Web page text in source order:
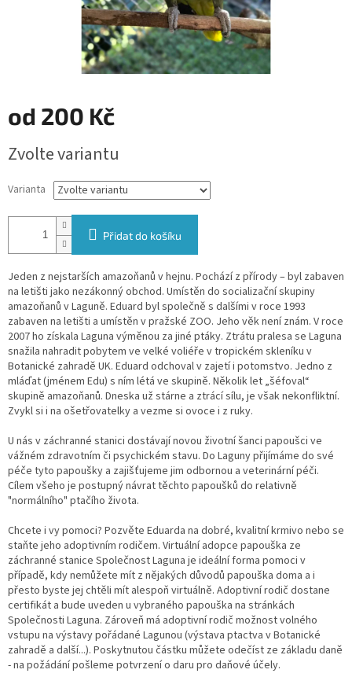
od 200 Kč
cena:
Zvolte variantu
Varianta
Přidat do košíku
Jeden z nejstarších amazoňanů v hejnu. Pochází z přírody – byl zabaven
na letišti jako nezákonný obchod. Umístěn do socializační skupiny
amazoňanů v Laguně. Eduard byl společně s dalšími v roce 1993
zabaven na letišti a umístěn v pražské ZOO. Jeho věk není znám. V roce
2007 ho získala Laguna výměnou za jiné ptáky. Ztrátu pralesa se Laguna
snažila nahradit pobytem ve velké voliéře v tropickém skleníku v
Botanické zahradě UK. Eduard odchoval v zajetí i potomstvo. Jedno z
mláďat (jménem Edu) s ním létá ve skupině. Několik let „šéfoval“
skupině amazoňanů. Dneska už stárne a ztrácí sílu, je však nekonfliktní.
Zvykl si i na ošetřovatelky a vezme si ovoce i z ruky.
U nás v záchranné stanici dostávají novou životní šanci papoušci ve
vážném zdravotním či psychickém stavu. Do Laguny přijímáme do své
péče tyto papoušky a zajišťujeme jim odbornou a veterinární péči.
Cílem všeho je postupný návrat těchto papoušků do relativně
"normálního" ptačího života.
Chcete i vy pomoci? Pozvěte Eduarda na dobré, kvalitní krmivo nebo se
staňte jeho adoptivním rodičem. Virtuální adopce papouška ze
záchranné stanice Společnost Laguna je ideální forma pomoci v
případě, kdy nemůžete mít z nějakých důvodů papouška doma a i
přesto byste jej chtěli mít alespoň virtuálně. Adoptivní rodič dostane
certifikát a bude uveden u vybraného papouška na stránkách
Společnosti Laguna. Zároveň má adoptivní rodič možnost volného
vstupu na výstavy pořádané Lagunou (výstava ptactva v Botanické
zahradě a další...). Poskytnutou částku můžete odečíst ze základu daně
- na požádání pošleme potvrzení o daru pro daňové účely.